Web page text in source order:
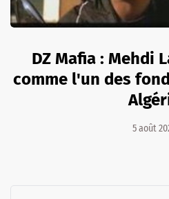
DZ Mafia : Mehdi
comme l'un des
5 août